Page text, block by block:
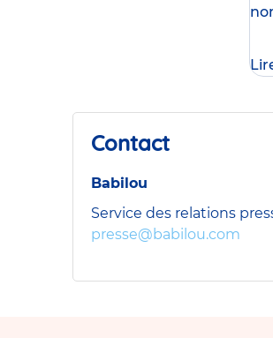
Contact
Babilou
Service des relations
presse@babilou.com